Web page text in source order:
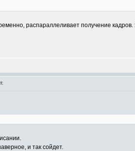
распараллеливает получение
и так сойдет.